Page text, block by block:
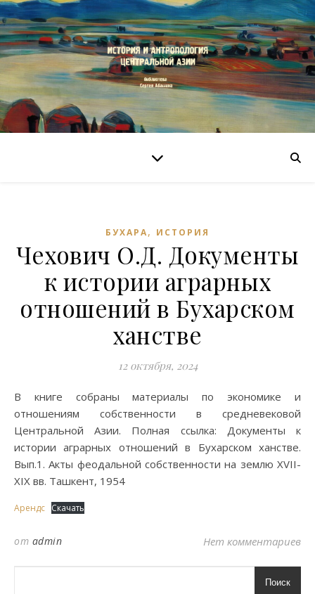
БУХАРА, ИСТОРИЯ
Чехович О.Д. Документы
к истории аграрных
отношений в Бухарском
ханстве
12 октября, 2024
В книге собраны материалы по экономике и
отношениям собственности в средневековой
Центральной Азии. Полная ссылка: Документы к
истории аграрных отношений в Бухарском ханстве.
Вып.1. Акты феодальной собственности на землю XVII-
XIX вв. Ташкент, 1954
Арендс Скачать
от admin Нет комментариев
Поиск